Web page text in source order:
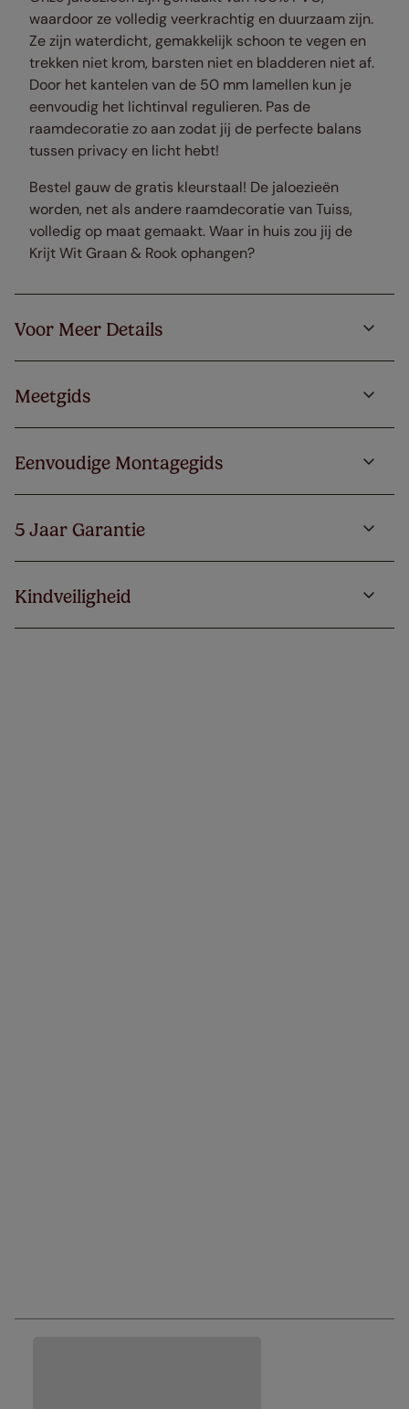
waardoor ze volledig veerkrachtig en duurzaam zijn.
Ze zijn waterdicht, gemakkelijk schoon te vegen en
trekken niet krom, barsten niet en bladderen niet af.
Door het kantelen van de 50 mm lamellen kun je
eenvoudig het lichtinval regulieren. Pas de
raamdecoratie zo aan zodat jij de perfecte balans
tussen privacy en licht hebt!
Bestel gauw de gratis kleurstaal! De jaloezieën
worden, net als andere raamdecoratie van Tuiss,
volledig op maat gemaakt. Waar in huis zou jij de
Krijt Wit Graan & Rook ophangen?
Voor Meer Details
Meetgids
Eenvoudige Montagegids
5 Jaar Garantie
Kindveiligheid